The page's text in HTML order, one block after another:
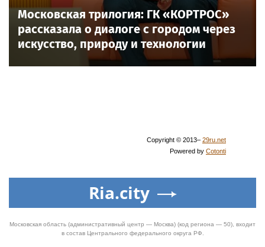
Московская трилогия: ГК «КОРТРОС»
рассказала о диалоге с городом через
искусство, природу и технологии
Copyright © 2013– 29ru.net
Powered by Cotonti
Ria.city
Московская область (административный центр — Москва) (код региона — 50), входит
в состав Центрального федерального округа РФ.